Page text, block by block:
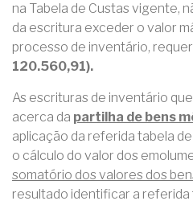
na Tabela de Custas vigente,
da escritura exceder o valor
processo de inventário,
120.560,91).
As escrituras de inventário
acerca da partilha de bens
aplicação da referida tabela
o cálculo do valor dos
somatório dos valores dos
resultado identificar a referida